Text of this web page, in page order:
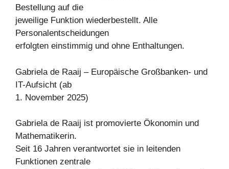
Bestellung auf die
jeweilige Funktion wiederbestellt. Alle
Personalentscheidungen
erfolgten einstimmig und ohne Enthaltungen.
Gabriela de Raaij – Europäische Großbanken- und
IT-Aufsicht (ab
1. November 2025)
Gabriela de Raaij ist promovierte Ökonomin und
Mathematikerin.
Seit 16 Jahren verantwortet sie in leitenden
Funktionen zentrale